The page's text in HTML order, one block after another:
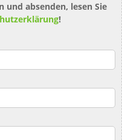
und absenden, lesen Sie
!